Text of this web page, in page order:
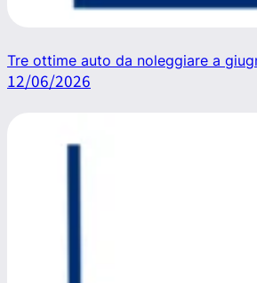
Tre ottime auto da noleggiare a
12/06/2026